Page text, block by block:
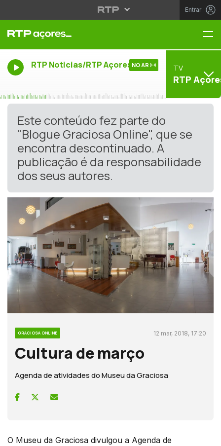
Entrar
RTP Noticias/RTP Açores NO AR TV
RTP
Este conteúdo fez parte do
"Blogue Graciosa Online", que se
encontra descontinuado. A
publicação é da responsabilidade
dos seus autores.
GRACIOSA ONLINE 12 mar, 2018, 17:20
Cultura de março
Agenda de atividades do Museu da Graciosa
O Museu da Graciosa divulgou a Agenda de